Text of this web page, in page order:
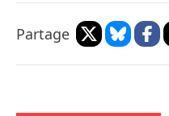
Partage